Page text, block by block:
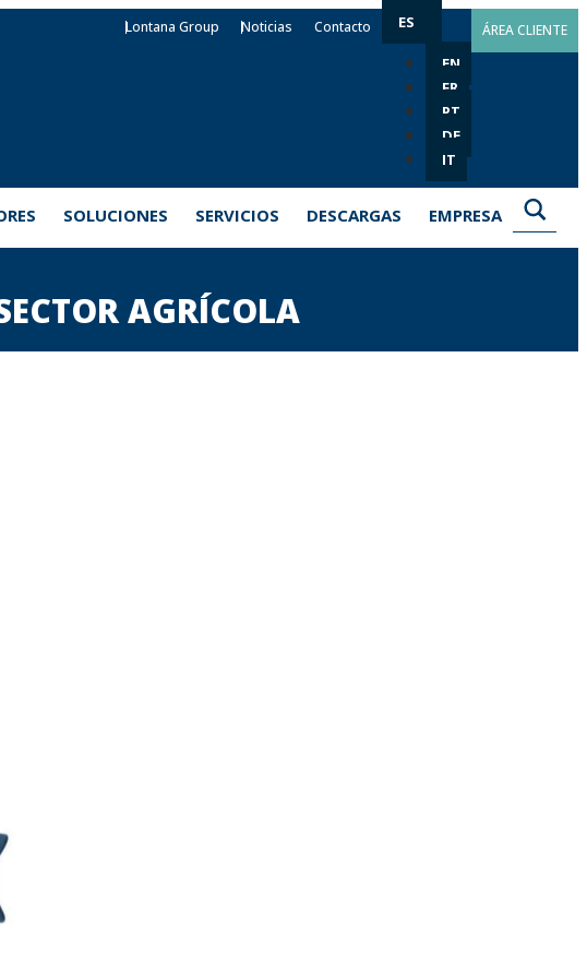
Lontana Group Noticias Contacto ES
EN
FR
PT
DE
IT
ÁREA CLIENTE
SOLUCIONES SERVICIOS DESCARGAS EMPRESA
AGRÍCOLA
específicamente para el sector
en formato de madeja y ovillo para el atado y
para cultivo protegido, como accesorios de grapado.
de soporte.
profesional, cintas y accesorios para un entutorado
grapas y grapadoras diseñadas para el sector
y entutorado con rapidez y resistencia.